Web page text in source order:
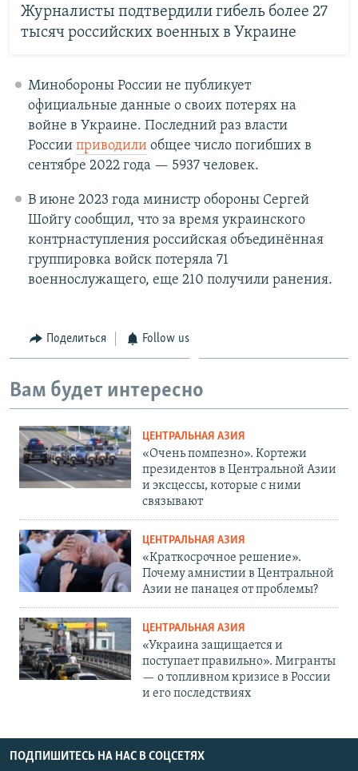
Журналисты подтвердили гибель более 27
тысяч российских военных в Украине
Минобороны России не публикует
официальные данные о своих потерях на
войне в Украине. Последний раз власти
России приводилиобщее число погибших в
сентябре 2022 года — 5937 человек.
В июне 2023 года министр обороны Сергей
Шойгу сообщил, что за время украинского
контрнаступления российская объединённая
группировка войск потеряла 71
военнослужащего, еще 210 получили ранения.
Поделиться Follow us
Вам будет интересно
ЦЕНТРАЛЬНАЯ АЗИЯ
«Очень помпезно». Кортежи
президентов в Центральной Азии
и эксцессы, которые с ними
связывают
ЦЕНТРАЛЬНАЯ АЗИЯ
«Краткосрочное решение».
Почему амнистии в Центральной
Азии не панацея от проблемы?
ЦЕНТРАЛЬНАЯ АЗИЯ
«Украина защищается и
поступает правильно». Мигранты
— о топливном кризисе в России
и его последствиях
ПОДПИШИТЕСЬ НА НАС В СОЦСЕТЯХ